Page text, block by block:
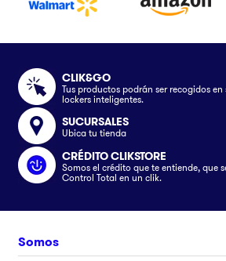
CLIK&GO
Tus productos podrán ser recogidos
lockers inteligentes.
SUCURSALES
Ubica tu tienda
CRÉDITO CLIKSTORE
Somos el crédito que te entiende, que
Control Total en un clik.
Somos